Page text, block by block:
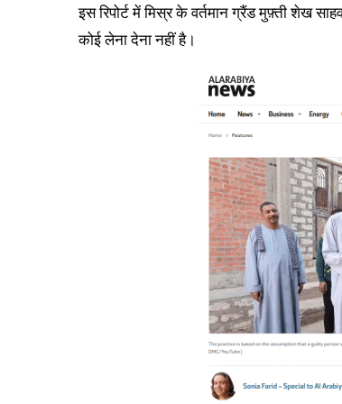
इस रिपोर्ट में मिस्र के वर्तमान ग्रैंड मुफ़्ती शेख
कोई लेना देना नहीं है।